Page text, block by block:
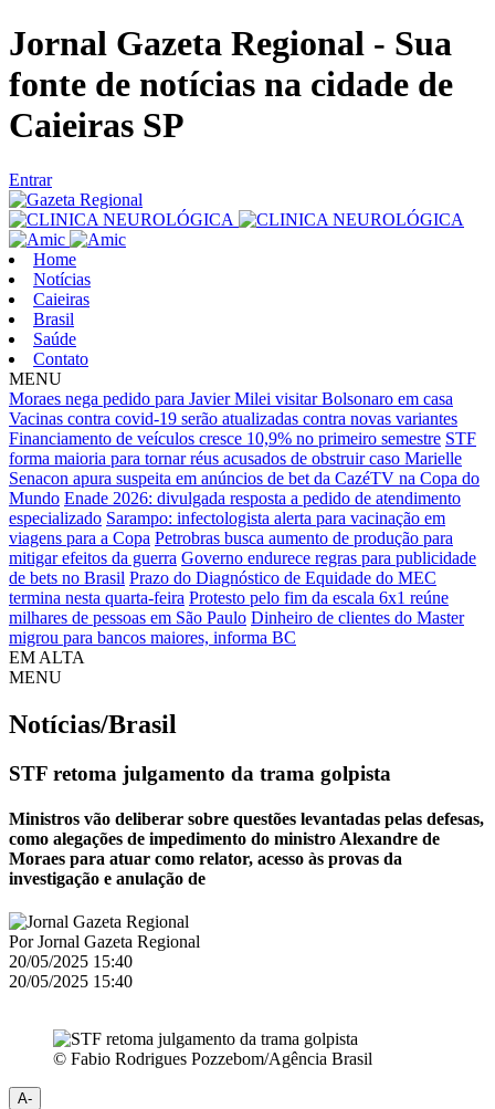
Jornal Gazeta Regional - Sua
fonte de notícias na cidade de
Caieiras SP
Entrar
Home
Notícias
Caieiras
Brasil
Saúde
Contato
MENU
Moraes nega pedido para Javier Milei visitar Bolsonaro em casa
Vacinas contra covid-19 serão atualizadas contra novas variantes
Financiamento de veículos cresce 10,9% no primeiro semestre STF
forma maioria para tornar réus acusados de obstruir caso Marielle
Senacon apura suspeita em anúncios de bet da CazéTV na Copa do
Mundo Enade 2026: divulgada resposta a pedido de atendimento
especializado Sarampo: infectologista alerta para vacinação em
viagens para a Copa Petrobras busca aumento de produção para
mitigar efeitos da guerra Governo endurece regras para publicidade
de bets no Brasil Prazo do Diagnóstico de Equidade do MEC
termina nesta quarta-feira Protesto pelo fim da escala 6x1 reúne
milhares de pessoas em São Paulo Dinheiro de clientes do Master
migrou para bancos maiores, informa BC
EM ALTA
MENU
Notícias/Brasil
STF retoma julgamento da trama golpista
Ministros vão deliberar sobre questões levantadas pelas defesas,
como alegações de impedimento do ministro Alexandre de
Moraes para atuar como relator, acesso às provas da
investigação e anulação de
PorJornal Gazeta Regional
20/05/2025 15:40
20/05/2025 15:40
© Fabio Rodrigues Pozzebom/Agência Brasil
A-